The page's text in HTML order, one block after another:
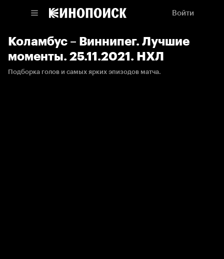
Войти
Коламбус – Виннипег. Лучшие
моменты. 25.11.2021. НХЛ
Подборка голов и самых ярких эпизодов матча.